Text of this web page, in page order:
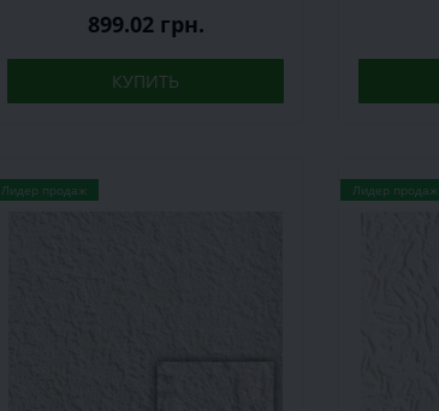
899.02 грн.
КУПИТЬ
Лидер продаж Лидер продаж